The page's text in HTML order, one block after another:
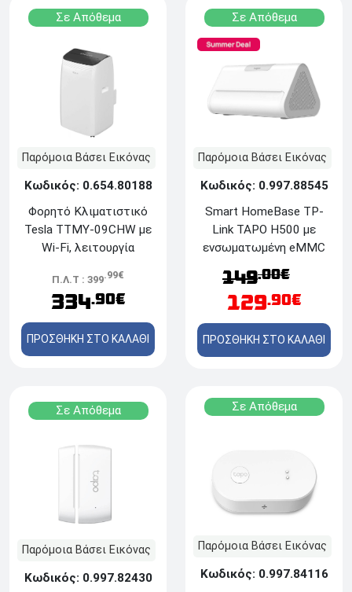
Σε Απόθεμα
Παρόμοια Βάσει Εικόνας
Κωδικός: 0.654.80188
Φορητό Κλιματιστικό
Tesla TTMY-09CHW με
Wi-Fi, λειτουργία
9.000 Btu και
ενεργειακή κλάση A/A++
Π.Λ.Τ : 399.99€
334.90€
ΠΡΟΣΘΗΚΗ ΣΤΟ ΚΑΛΑΘΙ
Σε Απόθεμα
Παρόμοια Βάσει Εικόνας
Κωδικός: 0.997.88545
Smart HomeBase TP-
Link TAPO H500 με
ενσωματωμένη eMMC
16GB, Βελτιωμένη
ανίχνευση Al, Wi-Fi,
Ethernet
149.00€
129.90€
ΠΡΟΣΘΗΚΗ ΣΤΟ ΚΑΛΑΘΙ
Σε Απόθεμα
Παρόμοια Βάσει Εικόνας
Κωδικός: 0.997.82430
Σε Απόθεμα
Παρόμοια Βάσει Εικόνας
Κωδικός: 0.997.84116